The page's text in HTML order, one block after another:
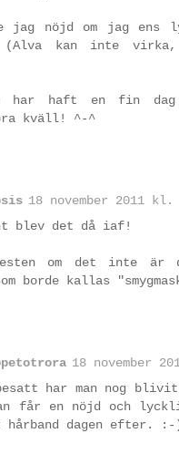
jag nöjd om jag ens
(Alva kan inte
har haft en fin
kväll! ^-^
18 november 2011 kl.
blev det då iaf!
om det inte är
borde kallas
18 november
har man nog blivit.
får en nöjd och
dagen efter. :-